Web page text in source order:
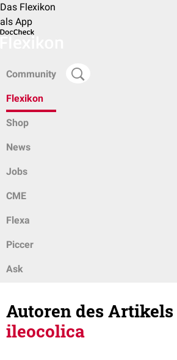
Das Flexikon
als App
Community
Flexikon
Shop
News
Jobs
CME
Flexa
Piccer
Ask
Autoren des Artikels
ileocolica